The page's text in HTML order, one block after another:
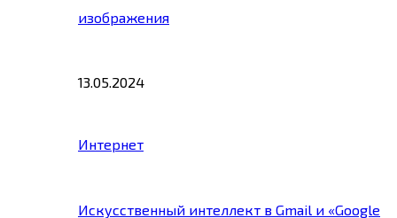
изображения
13.05.2024
Интернет
Искусственный интеллект в Gmail и «Google